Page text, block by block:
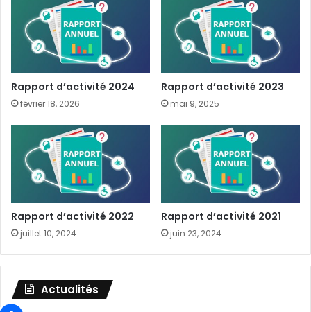
Rapport d’activité 2024
février 18, 2026
Rapport d’activité 2023
mai 9, 2025
Rapport d’activité 2022
juillet 10, 2024
Rapport d’activité 2021
juin 23, 2024
Actualités